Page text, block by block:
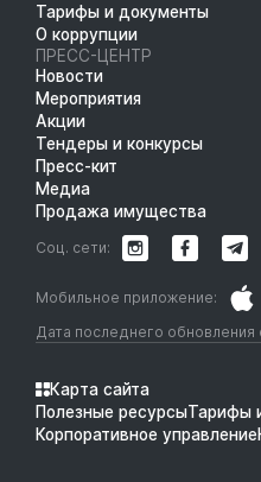
Тарифы и документы
О коррупции
ПРЕСС-ЦЕНТР
Новости
Мероприятия
Акции
Тендеры и конкурсы
Пресс-кит
Медиа
Продажа имущества
Дата последнего обновления
Мобильное приложение:
Соц. сети:
Карта сайта
Полезные ресурсыТарифы
Корпоративное управление